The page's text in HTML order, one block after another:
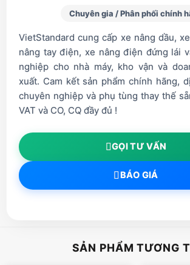
Chuyên gia / Phân phối chính
VietStandard cung cấp xe nâng dầu,
nâng tay điện, xe nâng điện đứng lái
nghiệp cho nhà máy, kho vận và
xuất. Cam kết sản phẩm chính hãng,
chuyên nghiệp và phụ tùng thay thế
VAT và CO, CQ đầy đủ !
GỌI TƯ VẤN
BÁO GIÁ
SẢN PHẨM TƯƠNG